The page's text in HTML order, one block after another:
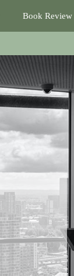
Book Review